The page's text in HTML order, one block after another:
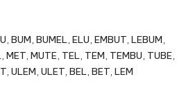
BUMEL, ELU, EMBUT, LEBUM,
MET, MUTE, TEL, TEM, TEMBU, TUBE,
ULEM, ULET, BEL, BET, LEM